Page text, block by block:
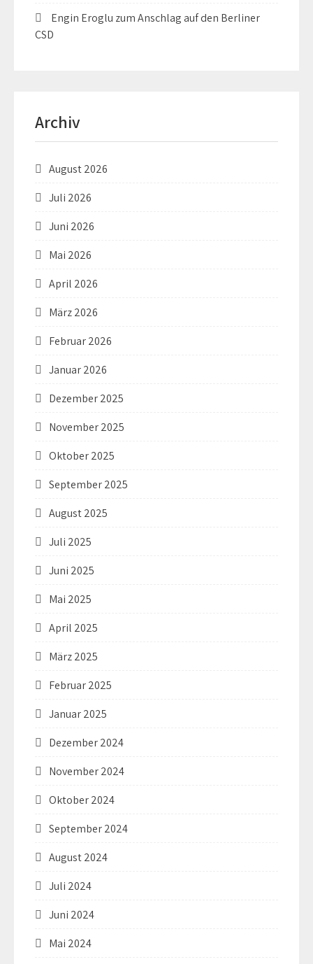
Engin Eroglu zum Anschlag auf den Berliner
CSD
Archiv
August 2026
Juli 2026
Juni 2026
Mai 2026
April 2026
März 2026
Februar 2026
Januar 2026
Dezember 2025
November 2025
Oktober 2025
September 2025
August 2025
Juli 2025
Juni 2025
Mai 2025
April 2025
März 2025
Februar 2025
Januar 2025
Dezember 2024
November 2024
Oktober 2024
September 2024
August 2024
Juli 2024
Juni 2024
Mai 2024